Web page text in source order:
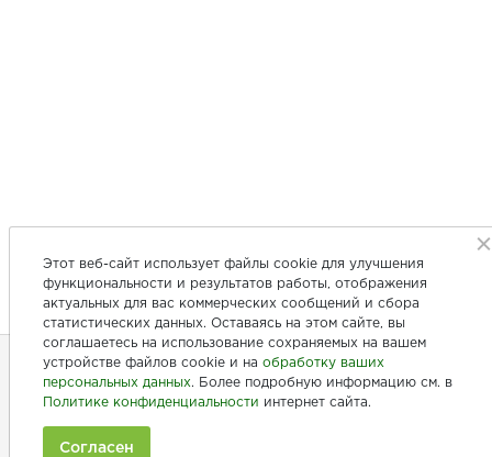
+7 (846) 275-20-10
+7 (902) 375-20-10
Этот веб-сайт использует файлы cookie для улучшения
функциональности и результатов работы, отображения
актуальных для вас коммерческих сообщений и сбора
статистических данных. Оставаясь на этом сайте, вы
соглашаетесь на использование сохраняемых на вашем
устройстве файлов cookie и на обработку ваших
персональных данных. Более подробную информацию см. в
Политике конфиденциальности интернет сайта.
Согласен